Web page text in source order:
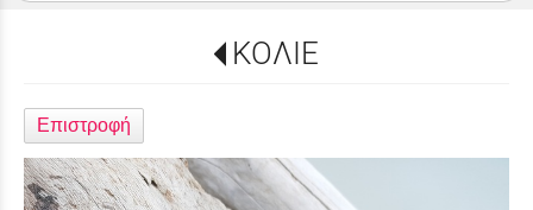
ΚΟΛΙΕ
Επιστροφή